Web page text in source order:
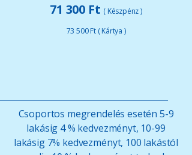
71 300 Ft ( Készpénz )
73 500 Ft ( Kártya )
Csoportos megrendelés esetén 5-9
lakásig 4 % kedvezményt, 10-99
lakásig 7% kedvezményt, 100 lakástól